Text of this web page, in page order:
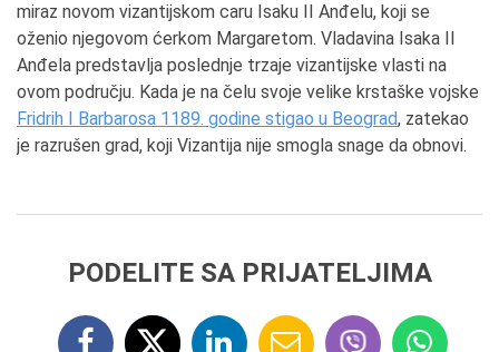
miraz novom vizantijskom caru Isaku II Anđelu, koji se
oženio njegovom ćerkom Margaretom. Vladavina Isaka II
Anđela predstavlja poslednje trzaje vizantijske vlasti na
ovom području. Kada je na čelu svoje velike krstaške vojske
Fridrih I Barbarosa 1189. godine stigao u Beograd, zatekao
je razrušen grad, koji Vizantija nije smogla snage da obnovi.
PODELITE SA PRIJATELJIMA